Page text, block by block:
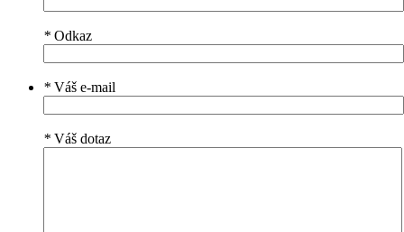
* Odkaz
* Váš e-mail
* Váš dotaz